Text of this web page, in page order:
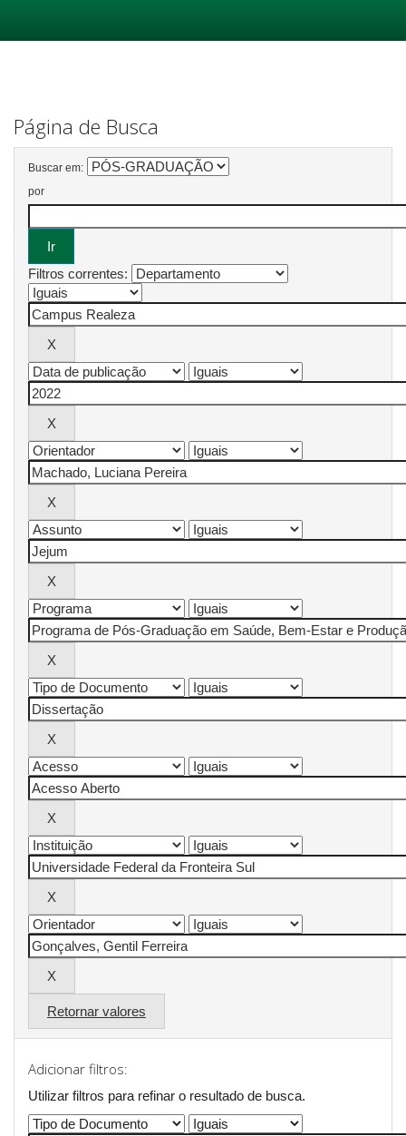
Página de Busca
Buscar em:
por
Filtros correntes:
Retornar valores
Adicionar filtros:
Utilizar filtros para refinar o resultado de busca.